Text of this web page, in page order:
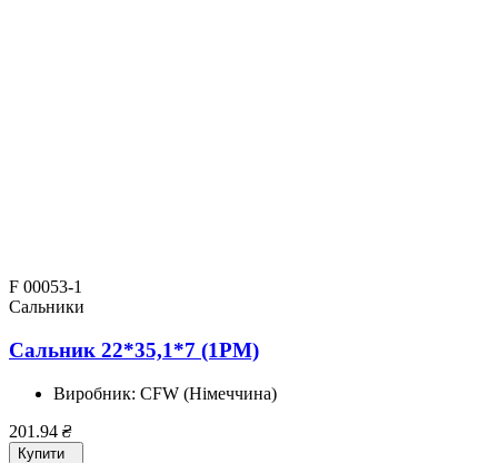
F 00053-1
Сальники
Сальник 22*35,1*7 (1PM)
Виробник: CFW (Німеччина)
201.94 ₴
Купити